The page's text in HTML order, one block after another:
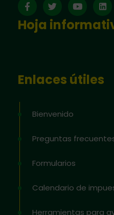
Hoja
Enlaces útiles
Bienvenido
Preguntas
Formularios
Calendario de
Herramientas para